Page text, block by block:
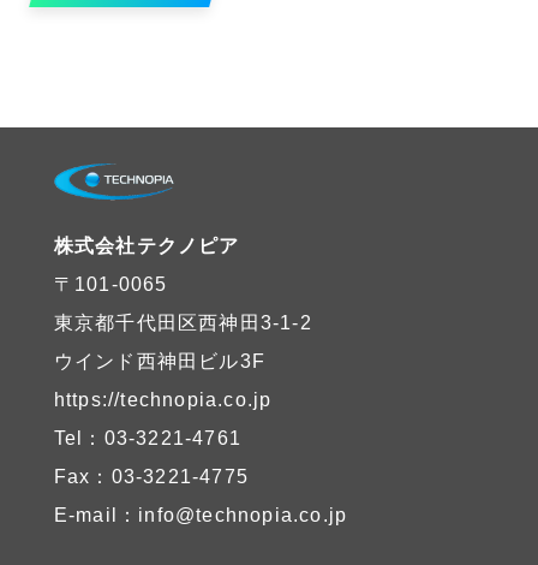
株式会社テクノピア
〒101-0065
東京都千代田区西神田3-1-2
ウインド西神田ビル3F
https://technopia.co.jp
Tel：03-3221-4761
Fax：03-3221-4775
E-mail：info@technopia.co.jp